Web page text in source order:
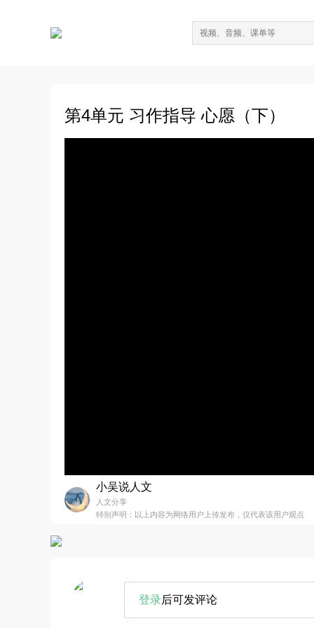
第4单元 习作指导 心愿（下）
小吴说人文
人文分享
特别声明：以上内容为网络用户上传发布，仅代表该用户观点
登录后可发评论